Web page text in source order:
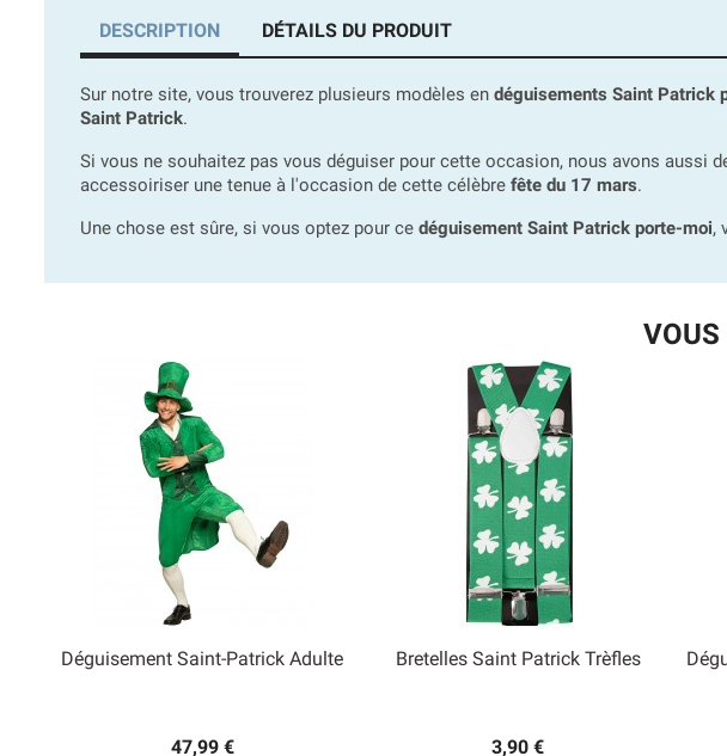
DESCRIPTION DÉTAILS DU PRODUIT
Sur notre site, vous trouverez plusieurs modèles en déguisements Saint Patrick
Saint Patrick.
Si vous ne souhaitez pas vous déguiser pour cette occasion, nous avons aussi
accessoiriser une tenue à l'occasion de cette célèbre fête du 17 mars.
Une chose est sûre, si vous optez pour ce déguisement Saint Patrick porte-moi,
Déguisement Saint-Patrick Adulte
47,99 €
Bretelles Saint Patrick Trèfles
3,90 €